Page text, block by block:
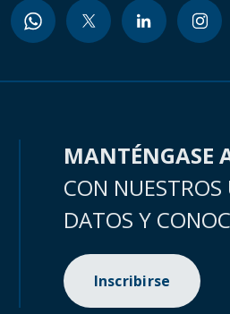
MANTÉNGASE
CON
DATOS Y
Inscribirse